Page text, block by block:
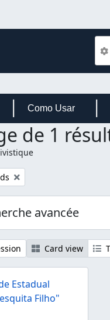
Como Usar
de 1
filter:
avancée
Card view
Estadual
Filho"